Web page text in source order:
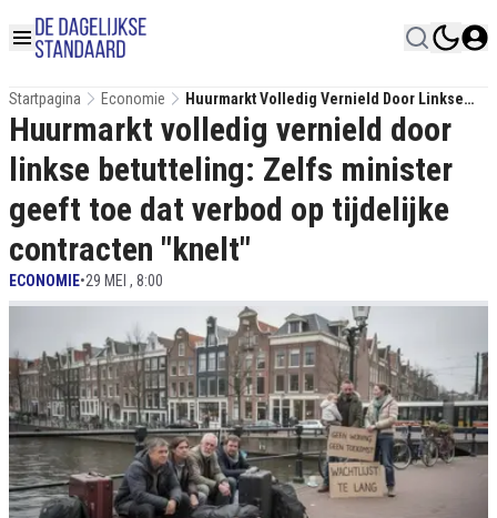
Startpagina Economie
Huurmarkt Volledig Vernield Door Linkse
Betutteling: Zelfs Minister Geeft Toe Dat
Verbod Op Tijdelijke Contracten "knelt"
Huurmarkt volledig vernield door
linkse betutteling: Zelfs minister
geeft toe dat verbod op tijdelijke
contracten "knelt"
ECONOMIE•29 MEI , 8:00